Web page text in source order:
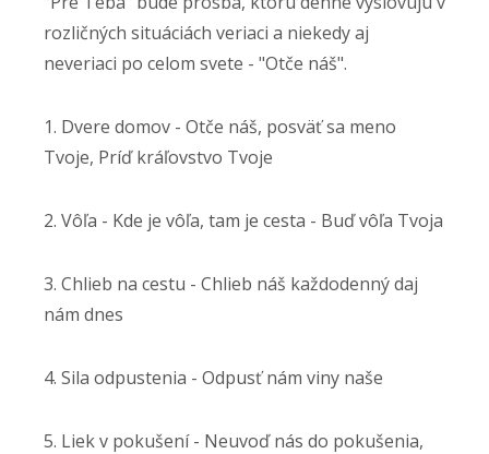
rozličných situáciách veriaci a niekedy aj
neveriaci po celom svete - "Otče náš".
1. Dvere domov - Otče náš, posväť sa meno
Tvoje, Príď kráľovstvo Tvoje
2. Vôľa - Kde je vôľa, tam je cesta - Buď vôľa Tvoja
3. Chlieb na cestu - Chlieb náš každodenný daj
nám dnes
4. Sila odpustenia - Odpusť nám viny naše
5. Liek v pokušení - Neuvoď nás do pokušenia,